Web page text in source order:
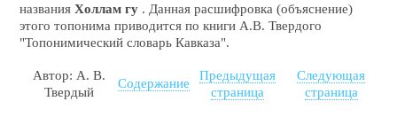
названияХоллам гу . Данная расшифровка (объяснение)
этого топонима приводится по книги А.В. Твердого
"Топонимический словарь Кавказа".
Автор: А. В.
Твердый
Содержание
Предыдущая
страница
Следующая
страница